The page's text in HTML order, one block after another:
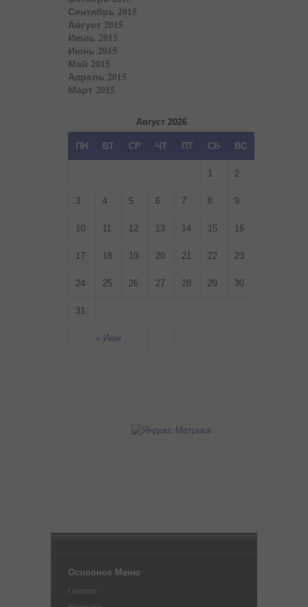
Сентябрь 2015
Август 2015
Июль 2015
Июнь 2015
Май 2015
Апрель 2015
Март 2015
Август 2026
ПН ВТ СР ЧТ ПТ СБ ВС
« Июн
1 2
3 4 5 6 7 8 9
10 11 12 13 14 15 16
17 18 19 20 21 22 23
24 25 26 27 28 29 30
31
Основное Меню
Главная